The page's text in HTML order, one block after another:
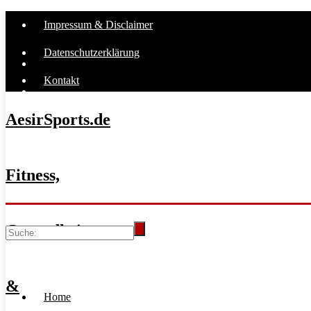
Impressum & Disclaimer
Datenschutzerklärung
Kontakt
AesirSports.de
Fitness,
Gesundheit
&
Home